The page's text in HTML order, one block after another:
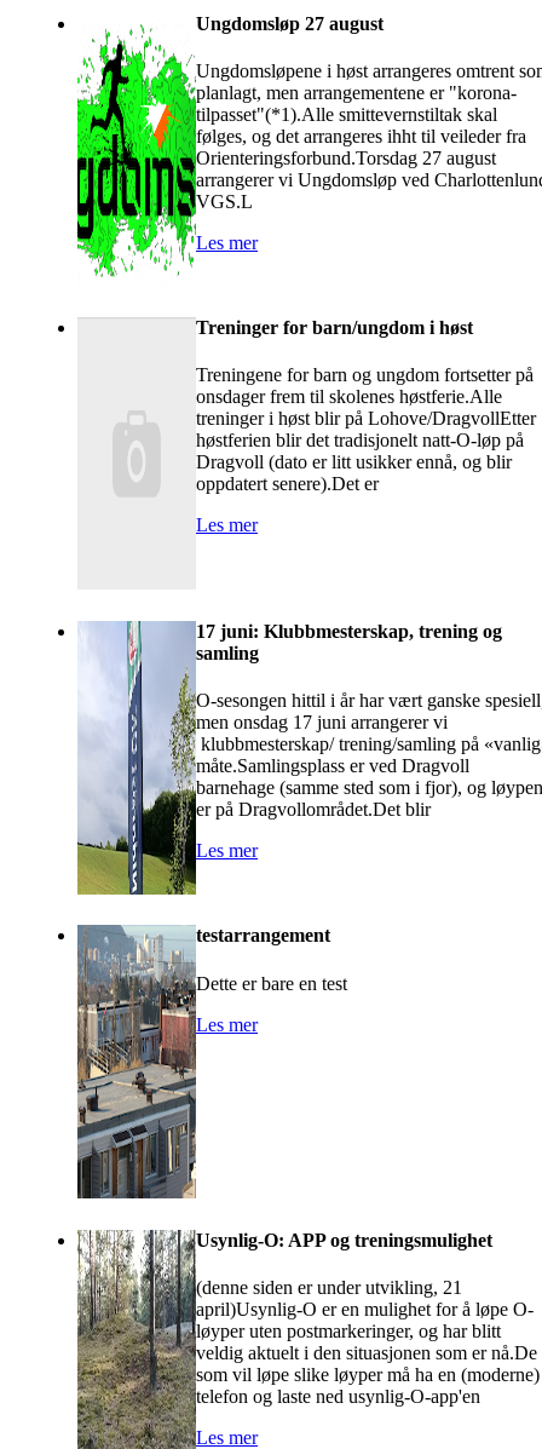
Ungdomsløp 27 august
Ungdomsløpene i høst arrangeres omtrent
planlagt, men arrangementene er "korona-
tilpasset"(*1).Alle smittevernstiltak skal
følges, og det arrangeres ihht til veileder fra
Orienteringsforbund.Torsdag 27 august
arrangerer vi Ungdomsløp ved
VGS.L
Les mer
Treninger for barn/ungdom i høst
Treningene for barn og ungdom fortsetter på
onsdager frem til skolenes høstferie.Alle
treninger i høst blir på Lohove/DragvollEtter
høstferien blir det tradisjonelt natt-O-løp på
Dragvoll (dato er litt usikker ennå, og blir
oppdatert senere).Det er
Les mer
17 juni: Klubbmesterskap, trening og
samling
O-sesongen hittil i år har vært ganske
men onsdag 17 juni arrangerer vi
klubbmesterskap/ trening/samling på
måte.Samlingsplass er ved Dragvoll
barnehage (samme sted som i fjor), og
er på Dragvollområdet.Det blir
Les mer
testarrangement
Dette er bare en test
Les mer
Usynlig-O: APP og treningsmulighet
(denne siden er under utvikling, 21
april)Usynlig-O er en mulighet for å løpe O-
løyper uten postmarkeringer, og har blitt
veldig aktuelt i den situasjonen som er nå.De
som vil løpe slike løyper må ha en (moderne)
telefon og laste ned usynlig-O-app'en
Les mer